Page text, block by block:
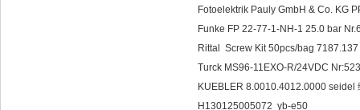
Fotoelektrik Pauly GmbH & Co. KG
Funke FP 22-77-1-NH-1 25.0 bar
Rittal Screw Kit 50pcs/bag 7187.137
Turck MS96-11EXO-R/24VDC
KUEBLER 8.0010.4012.0000 seidel
H130125005072 yb-e50